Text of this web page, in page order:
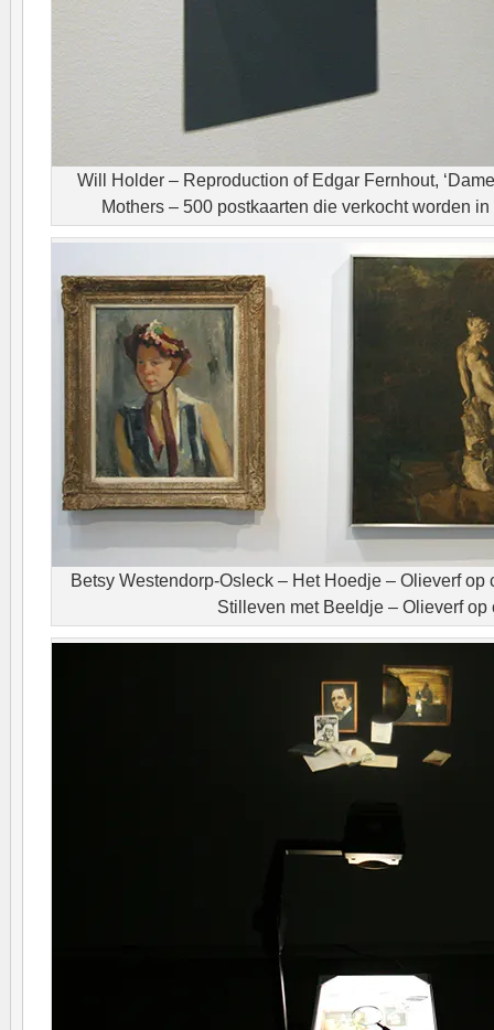
Will Holder – Reproduction of Edgar Fernhout,
Mothers – 500 postkaarten die verkocht worden
Betsy Westendorp-Osleck – Het Hoedje – Olieverf
Stilleven met Beeldje – Olieverf op